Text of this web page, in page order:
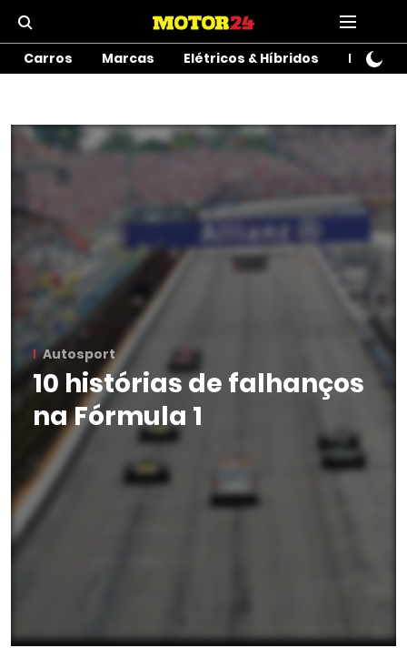
Carros Marcas Elétricos & Híbridos Motos
Autosport
10 histórias de falhanços
na Fórmula 1